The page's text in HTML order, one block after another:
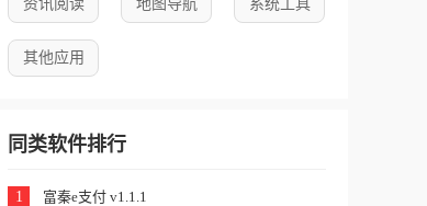
资讯阅读 地图导航 系统工具
其他应用
同类软件排行
1 富秦e支付 v1.1.1